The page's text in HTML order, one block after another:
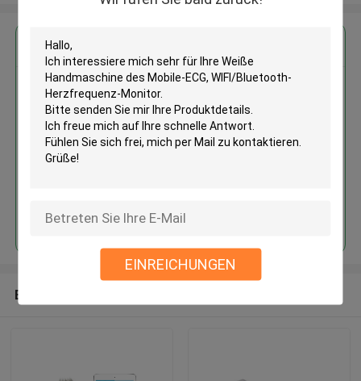
EINREICHUNGEN
Erhalten Sie den besten Preis für
Weiße Handmaschine des
Mobile-ECG, WIFI/Bluetooth-
Herzfrequenz-Monitor
Fortsetzen
Empfohlene Produkte